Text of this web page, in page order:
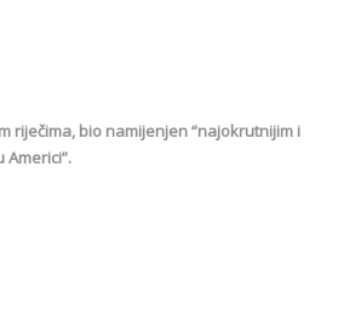
riječima, bio namijenjen “najokrutnijim i